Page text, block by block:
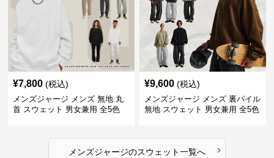
¥7,800 (税込)
メンズジャージ メンズ 無地 丸
首 スウェット 男女兼用 全5色
¥9,600 (税込)
メンズジャージ メンズ 裏パイル
無地 スウェット 男女兼用 全5色
メンズジャージのスウェット一覧へ ›